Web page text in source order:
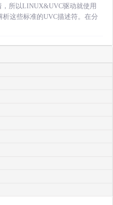
所以LINUX&UVC驱动就使用
析这些标准的UVC描述符。在分